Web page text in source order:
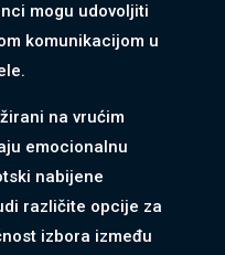
mogu udovoljiti
komunikacijom u
na vrućim
emocionalnu
nabijene
različite opcije za
izbora između